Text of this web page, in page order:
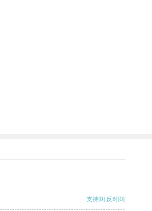
支持[0] 反对[0]